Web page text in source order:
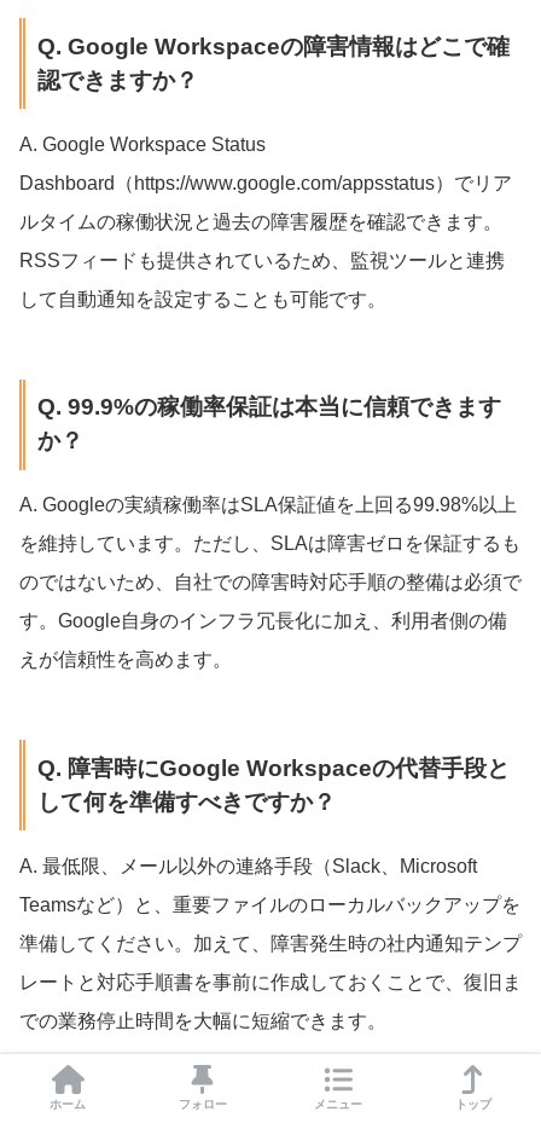
Q. Google Workspaceの障害情報はどこで確
認できますか？
A. Google Workspace Status
Dashboard（https://www.google.com/appsstatus）でリア
ルタイムの稼働状況と過去の障害履歴を確認できます。
RSSフィードも提供されているため、監視ツールと連携
して自動通知を設定することも可能です。
Q. 99.9%の稼働率保証は本当に信頼できます
か？
A. Googleの実績稼働率はSLA保証値を上回る99.98%以上
を維持しています。ただし、SLAは障害ゼロを保証するも
のではないため、自社での障害時対応手順の整備は必須で
す。Google自身のインフラ冗長化に加え、利用者側の備
えが信頼性を高めます。
Q. 障害時にGoogle Workspaceの代替手段と
して何を準備すべきですか？
A. 最低限、メール以外の連絡手段（Slack、Microsoft
Teamsなど）と、重要ファイルのローカルバックアップを
準備してください。加えて、障害発生時の社内通知テンプ
レートと対応手順書を事前に作成しておくことで、復旧ま
での業務停止時間を大幅に短縮できます。
ホーム フォロー メニュー トップ